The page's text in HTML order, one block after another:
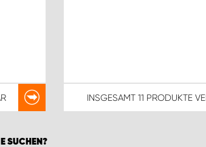
INSGESAMT11 PRODUKTE
SUCHEN?